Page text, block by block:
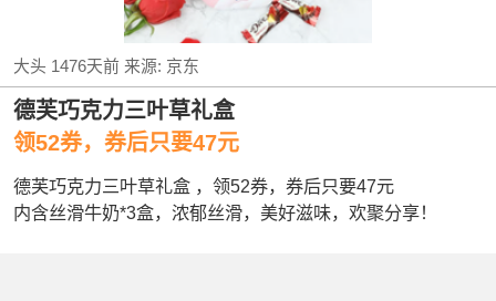
大头 1476天前来源: 京东
德芙巧克力三叶草礼盒
领52券，券后只要47元
德芙巧克力三叶草礼盒 ，领52券，券后只要47元
内含丝滑牛奶*3盒，浓郁丝滑，美好滋味，欢聚分享！